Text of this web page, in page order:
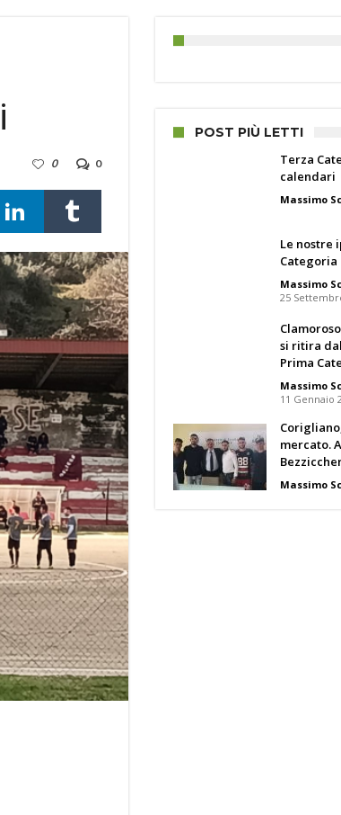
0
0
POST PIÙ LETTI
Terza
calendari
Massimo
Le nostre
Categoria
Massimo
25
si ritira
Prima
Massimo
11 Gennaio
mercato.
Massimo